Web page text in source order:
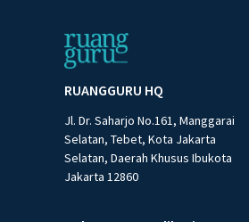
RUANGGURU HQ
Jl. Dr. Saharjo No.161, Manggarai
Selatan, Tebet, Kota Jakarta
Selatan, Daerah Khusus Ibukota
Jakarta 12860